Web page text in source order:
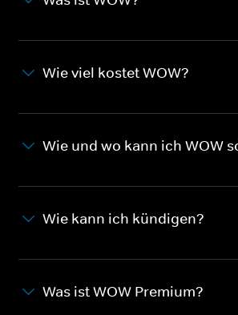
Wie viel kostet WOW?
Wie und wo kann ich WOW
Wie kann ich kündigen?
Was ist WOW Premium?